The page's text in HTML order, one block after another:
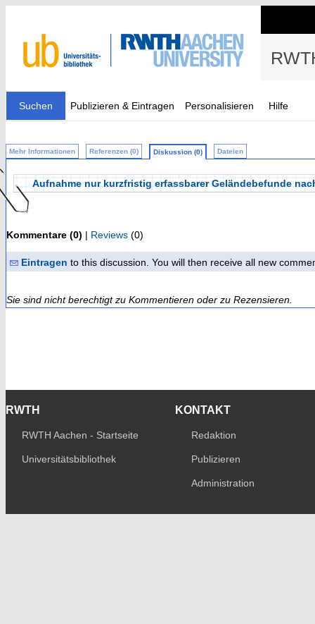
Suchen Publizieren & Eintragen Personalisieren Hilfe
Mehr Informationen Referenzen (0) Diskussion (0) Dateien
Aufnahme nur kurzfristig erfassbarer Geländebefunde
Kommentare (0) | Reviews (0)
Eintragen to this discussion. You will then receive all new
Sie sind nicht berechtigt zu Kommentieren oder zu Rezensieren.
RWTH
RWTH Aachen - Startseite
Universitätsbibliothek
KONTAKT
Redaktion
Publizieren
Administration